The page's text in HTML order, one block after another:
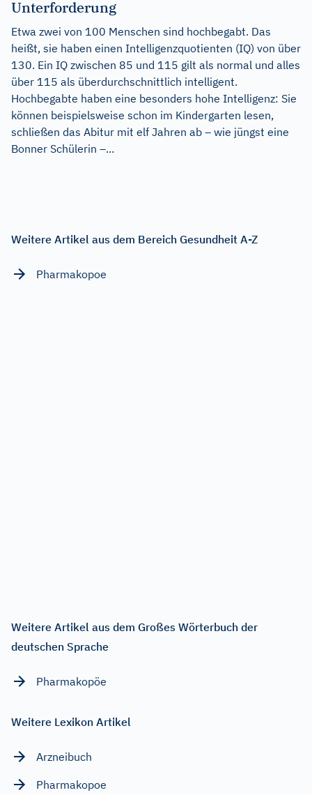
Unterforderung
Etwa zwei von 100 Menschen sind hochbegabt. Das
heißt, sie haben einen Intelligenzquotienten (IQ) von über
130. Ein IQ zwischen 85 und 115 gilt als normal und alles
über 115 als überdurchschnittlich intelligent.
Hochbegabte haben eine besonders hohe Intelligenz: Sie
können beispielsweise schon im Kindergarten lesen,
schließen das Abitur mit elf Jahren ab – wie jüngst eine
Bonner Schülerin –...
Weitere Artikel aus dem Bereich Gesundheit A-Z
Pharmakopoe
Weitere Artikel aus dem Großes Wörterbuch der
deutschen Sprache
Pharmakopöe
Weitere Lexikon Artikel
Arzneibuch
Pharmakopoe